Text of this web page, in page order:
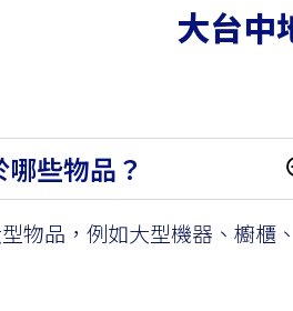
大台中
些物品？
物品，例如大型機器、櫥櫃、